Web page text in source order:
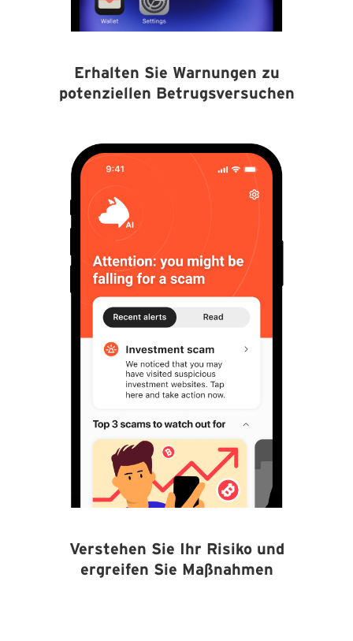
Erhalten Sie Warnungen zu
potenziellen Betrugsversuchen
Verstehen Sie Ihr Risiko und
ergreifen Sie Maßnahmen